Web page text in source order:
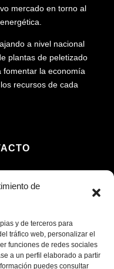
de
y de terceros para
tráfico web, personalizar el
funciones de redes sociales
a un perfil elaborado a partir
puedes consultar
mercado en torno al
a nivel nacional
plantas de peletizado
fomentar la economía
recursos de cada